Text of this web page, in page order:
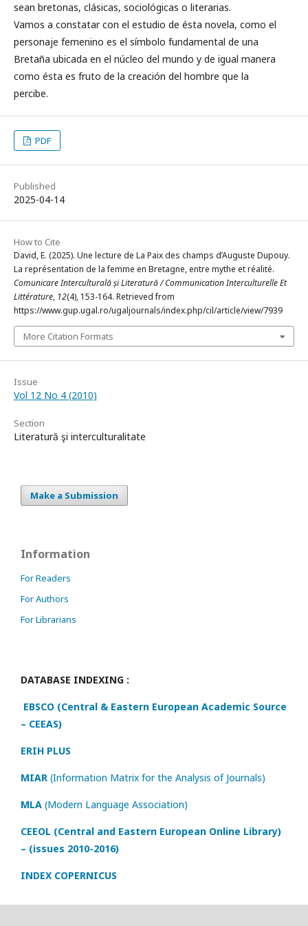
sean bretonas, clásicas, sociológicas o literarias.
Vamos a constatar con el estudio de ésta novela, como el
personaje femenino es el símbolo fundamental de una
Bretaña ubicada en el núcleo del mundo y de igual manera
como ésta es fruto de la creación del hombre que la
percibe.
PDF
Published
2025-04-14
How to Cite
David, E. (2025). Une lecture de La Paix des champs d’Auguste Dupouy.
La représentation de la femme en Bretagne, entre mythe et réalité.
Comunicare Interculturală și Literatură / Communication Interculturelle Et
Littérature, 12(4), 153-164. Retrieved from
https://www.gup.ugal.ro/ugaljournals/index.php/cil/article/view/7939
More Citation Formats
Issue
Vol 12 No 4 (2010)
Section
Literatură şi interculturalitate
Make a Submission
Information
For Readers
For Authors
For Librarians
DATABASE INDEXING :
EBSCO (Central & Eastern European Academic Source
– CEEAS)
ERIH PLUS
MIAR (Information Matrix for the Analysis of Journals)
MLA (Modern Language Association)
CEEOL (Central and Eastern European Online Library)
– (issues 2010-2016)
INDEX COPERNICUS